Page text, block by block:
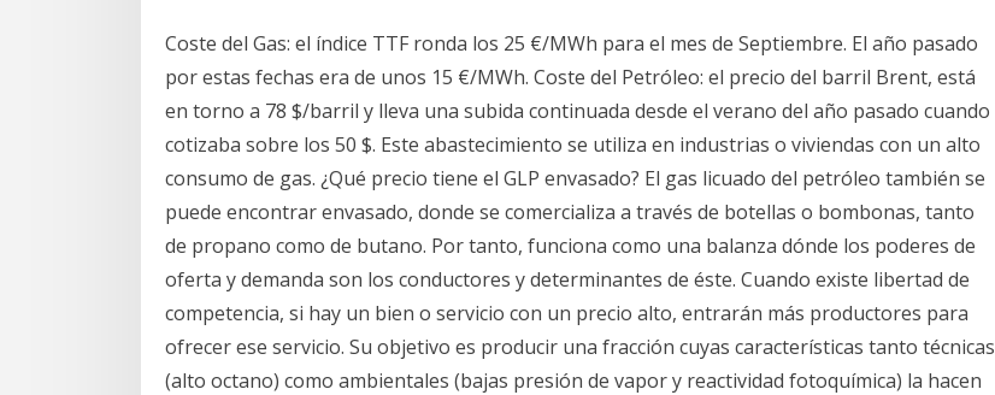
Coste del Gas: el índice TTF ronda los 25 €/MWh para el mes de Septiembre. El año pasado
por estas fechas era de unos 15 €/MWh. Coste del Petróleo: el precio del barril Brent, está
en torno a 78 $/barril y lleva una subida continuada desde el verano del año pasado cuando
cotizaba sobre los 50 $. Este abastecimiento se utiliza en industrias o viviendas con un alto
consumo de gas. ¿Qué precio tiene el GLP envasado? El gas licuado del petróleo también se
puede encontrar envasado, donde se comercializa a través de botellas o bombonas, tanto
de propano como de butano. Por tanto, funciona como una balanza dónde los poderes de
oferta y demanda son los conductores y determinantes de éste. Cuando existe libertad de
competencia, si hay un bien o servicio con un precio alto, entrarán más productores para
ofrecer ese servicio. Su objetivo es producir una fracción cuyas características tanto técnicas
(alto octano) como ambientales (bajas presión de vapor y reactividad fotoquímica) la hacen